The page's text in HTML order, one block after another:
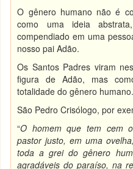
O gênero humano não é
como uma ideia
compendiado em uma
nosso pai Adão.
Os Santos Padres viram
figura de Adão, mas
totalidade do gênero humano.
São Pedro Crisólogo, por
“O homem que tem cem
pastor justo, em uma
toda a grei do gênero
agradáveis do paraíso, na